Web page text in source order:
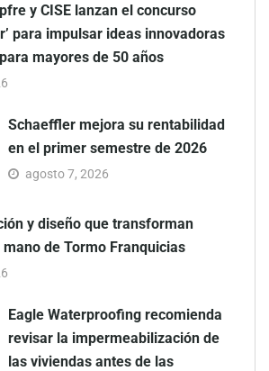
y CISE lanzan el concurso
para impulsar ideas innovadoras
mayores de 50 años
Schaeffler mejora su rentabilidad
en el primer semestre de 2026
agosto 7, 2026
y diseño que transforman
de Tormo Franquicias
Eagle Waterproofing recomienda
revisar la impermeabilización de
las viviendas antes de las